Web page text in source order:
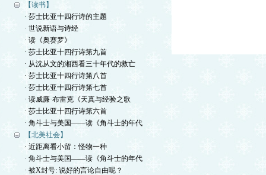
【读书】
· 莎士比亚十四行诗的主题
· 世说新语与诗经
· 读《奥赛罗》
· 莎士比亚十四行诗第九首
· 从沈从文的湘西看三十年代的救亡
· 莎士比亚十四行诗第八首
· 莎士比亚十四行诗第七首
· 读威廉·布雷克《天真与经验之歌
· 莎士比亚十四行诗第六首
· 角斗士与美国——读《角斗士的年代
【北美社会】
· 近距离看小留：怪物一种
· 角斗士与美国——读《角斗士的年代
· 被X封号: 说好的言论自由呢？